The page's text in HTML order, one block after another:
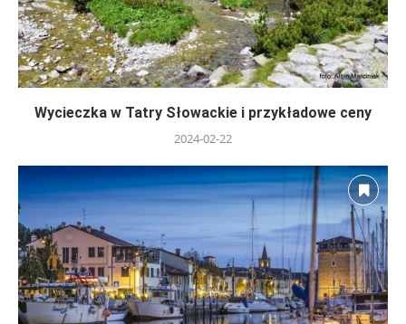
Wycieczka w Tatry Słowackie i przykładowe ceny
2024-02-22